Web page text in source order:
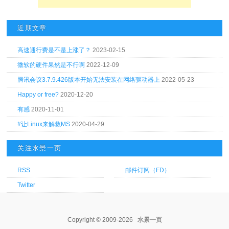
近期文章
高速通行费是不是上涨了？ 2023-02-15
微软的硬件果然是不行啊 2022-12-09
腾讯会议3.7.9.426版本开始无法安装在网络驱动器上 2022-05-23
Happy or free? 2020-12-20
有感 2020-11-01
#让Linux来解救MS 2020-04-29
关注水景一页
RSS 邮件订阅（FD）
Twitter
Copyright © 2009-2026 水景一页